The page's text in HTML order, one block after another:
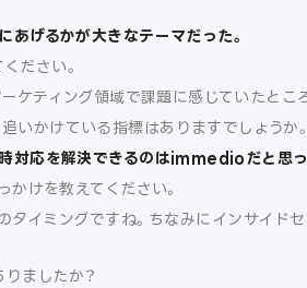
あげるかが大きなテーマだった。
ださい。
ケティング領域で課題に感じていたとこ
いかけている指標はありますでしょうか。
対応を解決できるのはimmedioだと思っ
けを教えてください。
イミングですね。ちなみにインサイド
ましたか？